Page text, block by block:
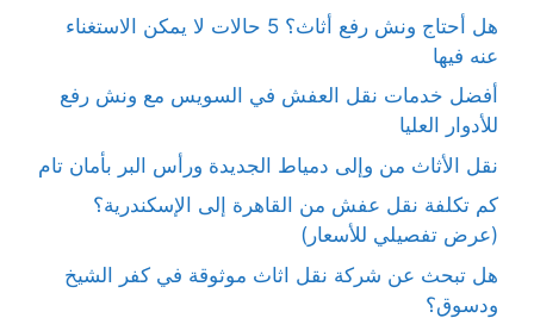
هل أحتاج ونش رفع أثاث؟ 5 حالات لا يمكن الاستغناء
عنه فيها
أفضل خدمات نقل العفش في السويس مع ونش رفع
للأدوار العليا
نقل الأثاث من وإلى دمياط الجديدة ورأس البر بأمان تام
كم تكلفة نقل عفش من القاهرة إلى الإسكندرية؟
(عرض تفصيلي للأسعار)
هل تبحث عن شركة نقل اثاث موثوقة في كفر الشيخ
ودسوق؟